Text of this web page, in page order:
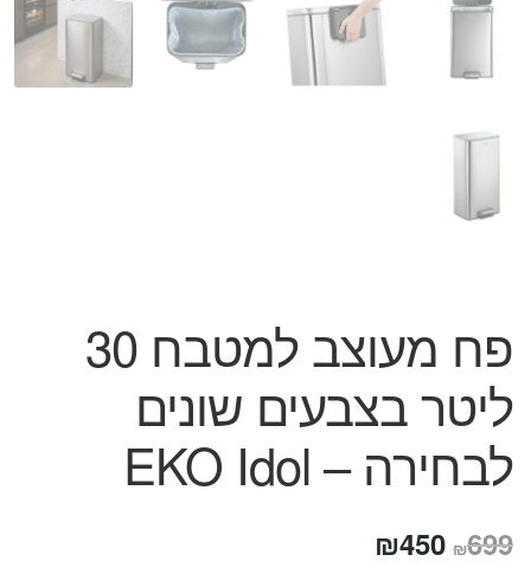
פח מעוצב למטבח 30
ליטר בצבעים שונים
לבחירה – EKO Idol
₪699 המחיר
₪450